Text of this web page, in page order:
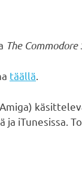
The Commodore
täällä.
ja iTunesissa.